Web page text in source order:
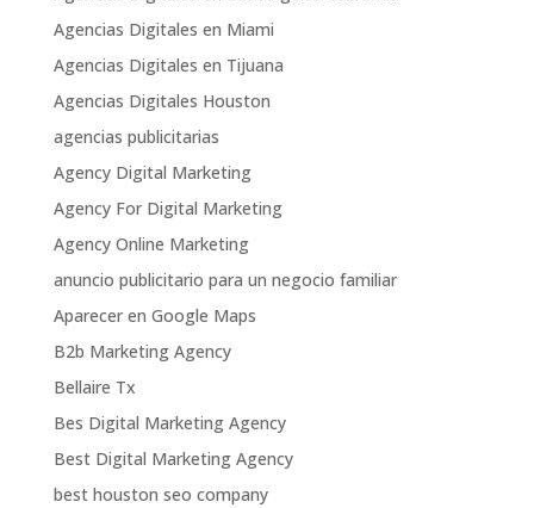
Agencias Digitales en Miami
Agencias Digitales en Tijuana
Agencias Digitales Houston
agencias publicitarias
Agency Digital Marketing
Agency For Digital Marketing
Agency Online Marketing
anuncio publicitario para un negocio familiar
Aparecer en Google Maps
B2b Marketing Agency
Bellaire Tx
Bes Digital Marketing Agency
Best Digital Marketing Agency
best houston seo company